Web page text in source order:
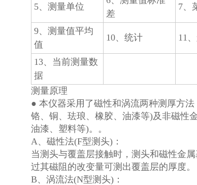
5、测量单位
差
7、
9、测量值平均
值
10、统计 11
13、当前测量数
据
测量原理
● 本仪器采用了磁性和涡流两种测厚方
铬、铜、珐琅、橡胶、油漆等)及非磁性
油漆、塑料等)。。
A、磁性法(F型测头)：
当测头与覆盖层接触时，测头和磁性金
过其磁阻的改变量可测出覆盖层的厚度
B、涡流法(N型测头)：